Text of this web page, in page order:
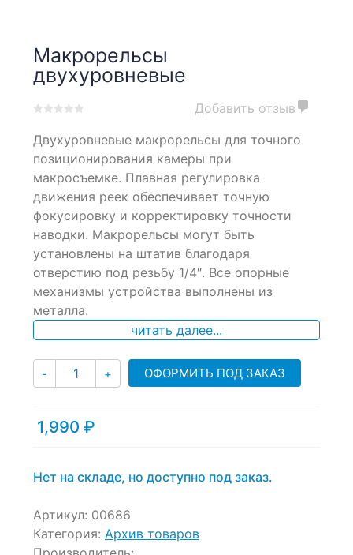
Макрорельсы
двухуровневые
out
on
customer
ratings
Добавить отзыв
Двухуровневые макрорельсы для точного
позиционирования камеры при
макросъемке. Плавная регулировка
движения реек обеспечивает точную
фокусировку и корректировку точности
наводки. Макрорельсы могут быть
установлены на штатив благодаря
отверстию под резьбу 1/4″. Все опорные
механизмы устройства выполнены из
металла.
читать далее...
- Количество
+ ОФОРМИТЬ ПОД ЗАКАЗ
1,990 ₽
Нет на складе, но доступно под заказ.
Артикул: 00686
Категория: Архив товаров